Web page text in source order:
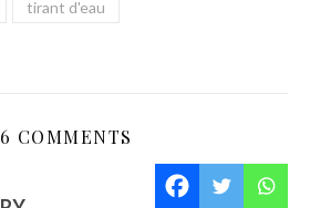
tirant d'eau
COMMENTS